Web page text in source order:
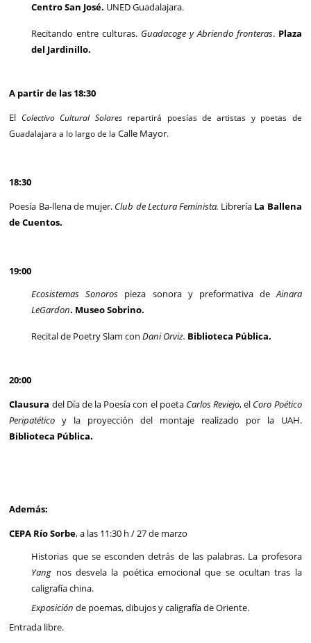
Centro San José. UNED Guadalajara.
Recitando entre culturas. Guadacoge y Abriendo fronteras. Plaza
del Jardinillo.
A partir de las 18:30
El Colectivo Cultural Solaresrepartirá poesías de artistas y poetas de
Guadalajara a lo largo de laCalle Mayor.
18:30
Poesía Ba-llena de mujer. Club de Lectura Feminista. Librería La Ballena
de Cuentos.
19:00
Ecosistemas Sonoros pieza sonora y preformativa deAinara
LeGardon. Museo Sobrino.
Recital de Poetry Slam conDani Orviz. Biblioteca Pública.
20:00
Clausura del Día de la Poesía con el poeta Carlos Reviejo, el Coro Poético
Peripatético y la proyección del montaje realizado por la UAH.
Biblioteca Pública.
Además:
CEPA Río Sorbe, a las 11:30 h / 27 de marzo
Historias que se esconden detrás de las palabras. La profesora
Yang nos desvela la poética emocional que se ocultan tras la
caligrafía china.
Exposición de poemas, dibujos y caligrafía de Oriente.
Entrada libre.